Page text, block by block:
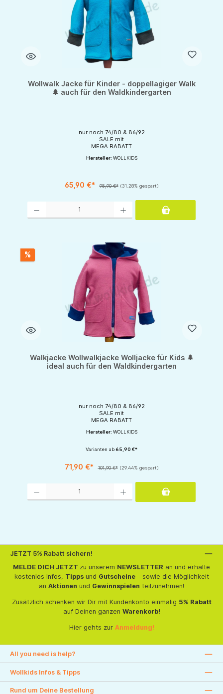
Wollwalk Jacke für Kinder - doppellagiger Walk
🌲 auch für den Waldkindergarten
nur noch 74/80 & 86/92
SALE mit
MEGA RABATT
Hersteller: WOLLKIDS
65,90 €* 95,90 €* (31.28% gespart)
%
Walkjacke Wollwalkjacke Wolljacke für Kids 🌲
ideal auch für den Waldkindergarten
nur noch 74/80 & 86/92
SALE mit
MEGA RABATT
Hersteller: WOLLKIDS
Varianten ab65,90 €*
71,90 €* 101,90 €* (29.44% gespart)
JETZT 5% Rabatt sichern!
MELDE DICH JETZT zu unserem NEWSLETTER an und erhalte
kostenlos Infos, Tippsund Gutscheine- sowie die Möglichkeit
an Aktionen und Gewinnspielen teilzunehmen!
Zusätzlich schenken wir Dir mit Kundenkonto einmalig 5% Rabatt
auf Deinen ganzen Warenkorb!
Hier gehts zur Anmeldung!
All you need is help?
Wollkids Infos & Tipps
Rund um Deine Bestellung